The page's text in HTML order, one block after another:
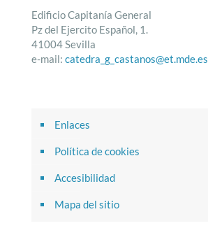
Edificio Capitanía General
Pz del Ejercito Español, 1.
41004 Sevilla
e-mail: catedra_g_castanos@et.mde.es
Enlaces
Política de cookies
Accesibilidad
Mapa del sitio